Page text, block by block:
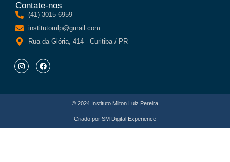
Contate-nos
(41) 3015-6959
institutomlp@gmail.com
Rua da Glória, 414 - Curitiba / PR
© 2024 Instituto Milton Luiz Pereira
Criado por SM Digital Experience